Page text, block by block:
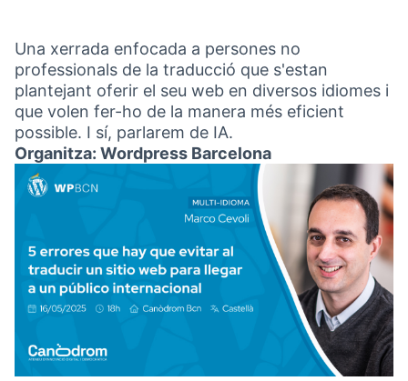
Una xerrada enfocada a persones no
professionals de la traducció que s'estan
plantejant oferir el seu web en diversos idiomes i
que volen fer-ho de la manera més eficient
possible. I sí, parlarem de IA.
Organitza: Wordpress Barcelona